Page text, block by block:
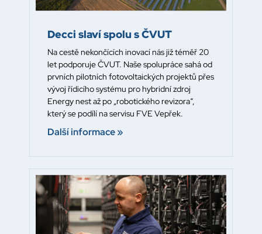
Decci slaví spolu s ČVUT
Na cestě nekončících inovací nás již téměř 20
let podporuje ČVUT. Naše spolupráce sahá od
prvních pilotních fotovoltaických projektů přes
vývoj řídicího systému pro hybridní zdroj
Energy nest až po „robotického revizora“,
který se podílí na servisu FVE Vepřek.
Další informace »